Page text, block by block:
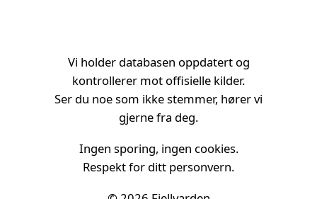
Vi holder databasen oppdatert og
kontrollerer mot offisielle kilder.
Ser du noe som ikke stemmer, hører vi
gjerne fra deg.
Ingen sporing, ingen cookies.
Respekt for ditt personvern.